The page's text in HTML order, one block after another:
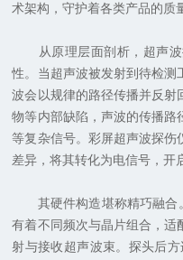
术架构，守护着各类产品的质
从原理层面剖析，超声波
性。当超声波被发射到待检测
波会以规律的路径传播并反射
物等内部缺陷，声波的传播路
等复杂信号。彩屏超声波探伤
差异，将其转化为电信号，开
其硬件构造堪称精巧融合。
有着不同频次与晶片组合，适
射与接收超声波束。探头后